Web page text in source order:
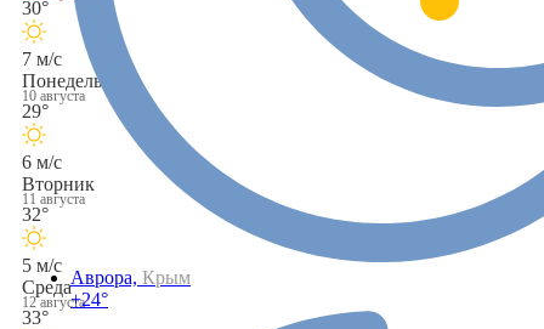
Аврора, Крым
+24°
30°
7 м/с
Понедельник
10 августа
29°
6 м/с
Вторник
11 августа
32°
5 м/с
Среда
12 августа
33°